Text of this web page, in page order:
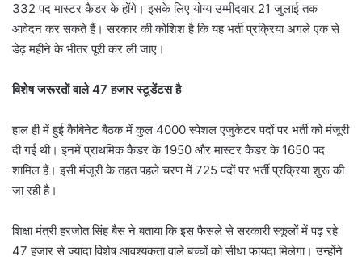
332 पद मास्टर कैडर के होंगे। इसके लिए योग्य उम्मीदवार 21 जुलाई तक
आवेदन कर सकते हैं। सरकार की कोशिश है कि यह भर्ती प्रक्रिया अगले एक से
डेढ़ महीने के भीतर पूरी कर ली जाए।
विशेष जरूरताें वाले 47 हजार स्टूडेंटस है
हाल ही में हुई कैबिनेट बैठक में कुल 4000 स्पेशल एजुकेटर पदों पर भर्ती को मंजूरी
दी गई थी। इनमें प्राथमिक कैडर के 1950 और मास्टर कैडर के 1650 पद
शामिल हैं। इसी मंजूरी के तहत पहले चरण में 725 पदों पर भर्ती प्रक्रिया शुरू की
जा रही है।
शिक्षा मंत्री हरजोत सिंह बैस ने बताया कि इस फैसले से सरकारी स्कूलों में पढ़ रहे
47 हजार से ज्यादा विशेष आवश्यकता वाले बच्चों को सीधा फायदा मिलेगा। उन्होंने